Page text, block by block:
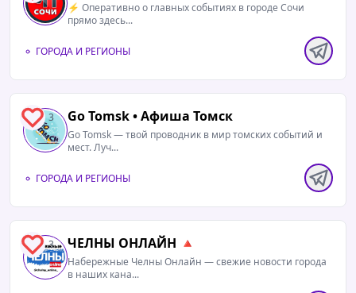
⚡️ Оперативно о главных событиях в городе Сочи
прямо здесь...
ГОРОДА И РЕГИОНЫ
3 Go Tomsk • Афиша Томск
Go Tomsk — твой проводник в мир томских событий и
мест. Луч...
ГОРОДА И РЕГИОНЫ
3 ЧЕЛНЫ ОНЛАЙН 🔺
Набережные Челны Онлайн — свежие новости города
в наших кана...